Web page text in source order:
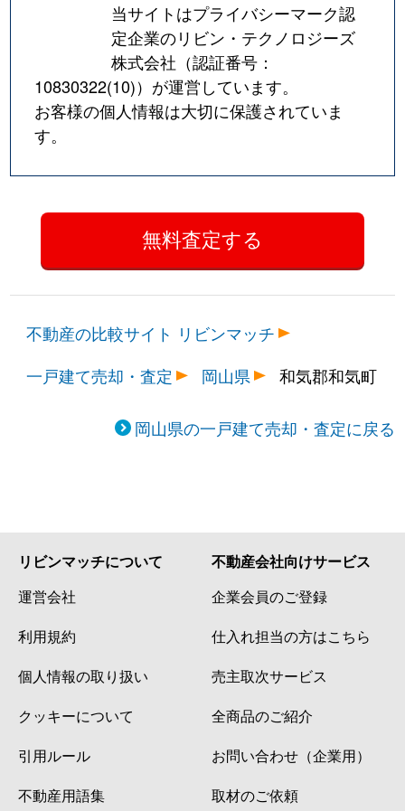
当サイトはプライバシーマーク認
定企業のリビン・テクノロジーズ
株式会社（認証番号：
10830322(10)）が運営しています。
お客様の個人情報は大切に保護されていま
す。
不動産の比較サイト リビンマッチ
一戸建て売却・査定
岡山県 和気郡和気町
岡山県の一戸建て売却・査定に戻る
リビンマッチについて
運営会社
利用規約
個人情報の取り扱い
クッキーについて
引用ルール
不動産用語集
不動産会社向けサービス
企業会員のご登録
仕入れ担当の方はこちら
売主取次サービス
全商品のご紹介
お問い合わせ（企業用）
取材のご依頼